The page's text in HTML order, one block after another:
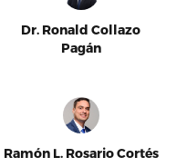
Dr. Ronald Collazo
Pagán
Ramón L. Rosario Cortés